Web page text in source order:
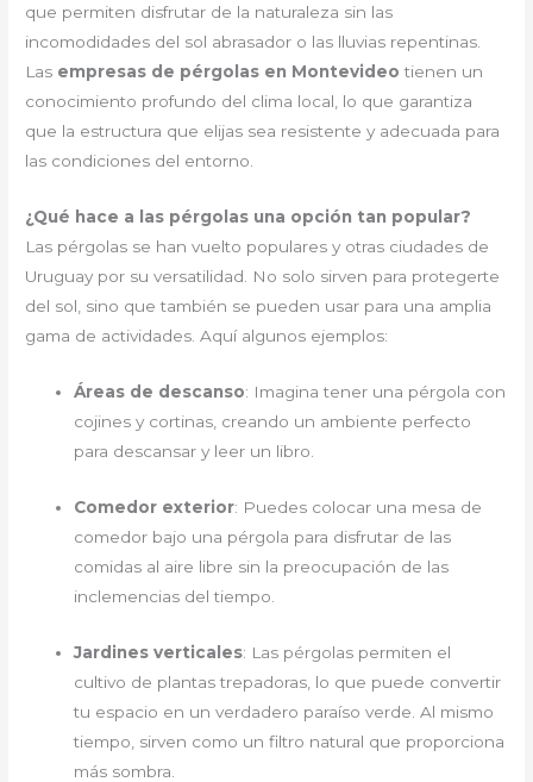
que permiten disfrutar de la naturaleza sin las
incomodidades del sol abrasador o las lluvias repentinas.
Las empresas de pérgolas en Montevideo tienen un
conocimiento profundo del clima local, lo que garantiza
que la estructura que elijas sea resistente y adecuada para
las condiciones del entorno.
¿Qué hace a las pérgolas una opción tan popular?
Las pérgolas se han vuelto populares y otras ciudades de
Uruguay por su versatilidad. No solo sirven para protegerte
del sol, sino que también se pueden usar para una amplia
gama de actividades. Aquí algunos ejemplos:
Áreas de descanso: Imagina tener una pérgola con
cojines y cortinas, creando un ambiente perfecto
para descansar y leer un libro.
Comedor exterior: Puedes colocar una mesa de
comedor bajo una pérgola para disfrutar de las
comidas al aire libre sin la preocupación de las
inclemencias del tiempo.
Jardines verticales: Las pérgolas permiten el
cultivo de plantas trepadoras, lo que puede convertir
tu espacio en un verdadero paraíso verde. Al mismo
tiempo, sirven como un filtro natural que proporciona
más sombra.